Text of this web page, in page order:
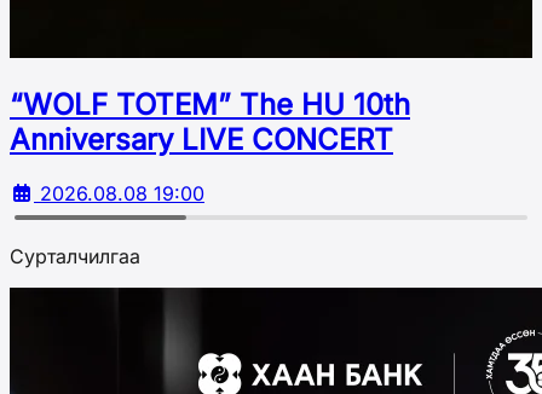
“WOLF TOTEM” The HU 10th
Аnniversary LIVE CONCERT
2026.08.08 19:00
Сурталчилгаа